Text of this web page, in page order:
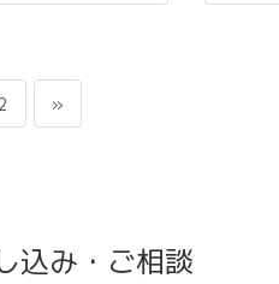
ペ
2 »
込み・ご相談